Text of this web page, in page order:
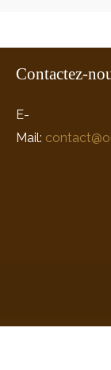
Contactez-
E-
Mail: